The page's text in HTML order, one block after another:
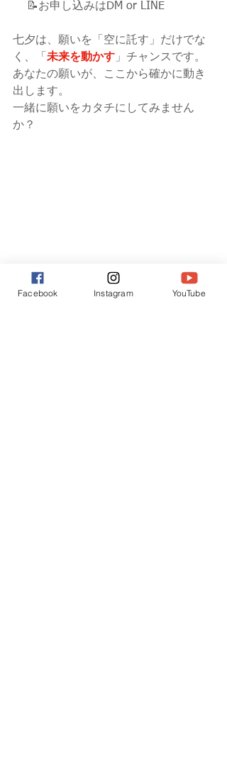
    📝お申し込みはDM or LINE
七夕は、願いを「空に託す」だけでな
く、「 未来を動かす 」チャンスです。
あなたの願いが、ここから確かに動き
出します。
一緒に願いをカタチにしてみません
か？
Facebook Instagram YouTube